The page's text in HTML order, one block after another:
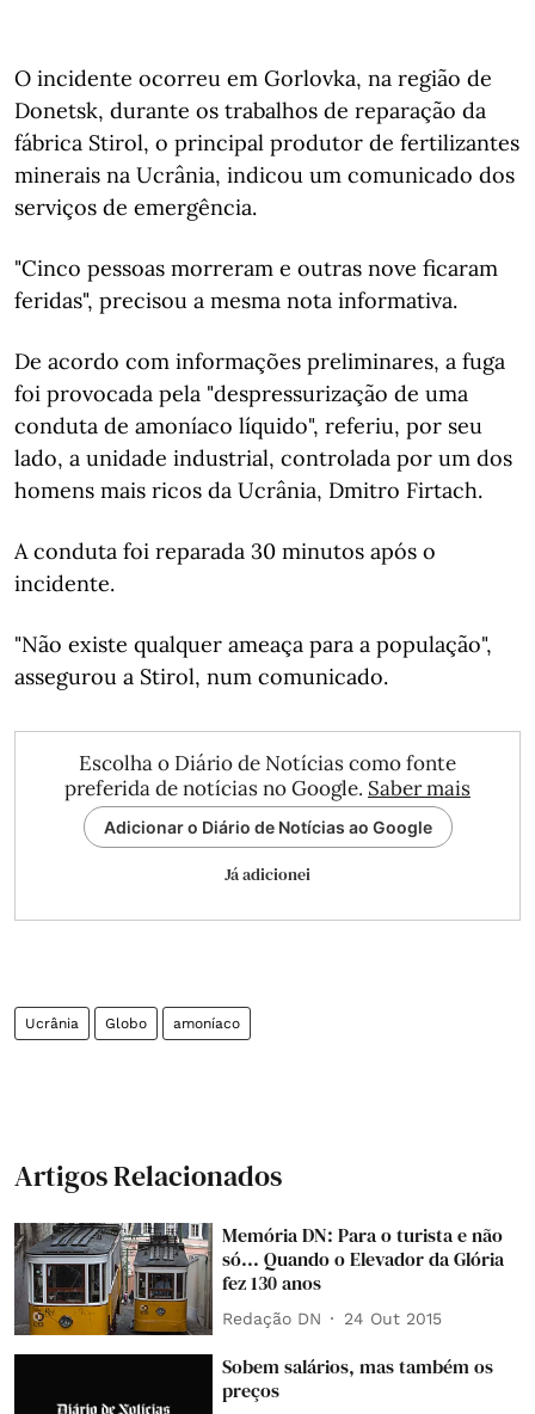
O incidente ocorreu em Gorlovka, na região de
Donetsk, durante os trabalhos de reparação da
fábrica Stirol, o principal produtor de fertilizantes
minerais na Ucrânia, indicou um comunicado dos
serviços de emergência.
"Cinco pessoas morreram e outras nove ficaram
feridas", precisou a mesma nota informativa.
De acordo com informações preliminares, a fuga
foi provocada pela "despressurização de uma
conduta de amoníaco líquido", referiu, por seu
lado, a unidade industrial, controlada por um dos
homens mais ricos da Ucrânia, Dmitro Firtach.
A conduta foi reparada 30 minutos após o
incidente.
"Não existe qualquer ameaça para a população",
assegurou a Stirol, num comunicado.
Escolha o Diário de Notícias como fonte
preferida de notícias no Google. Saber mais
Adicionar o Diário de Notícias ao Google
Já adicionei
Ucrânia Globo amoníaco
Artigos Relacionados
Memória DN: Para o turista e não
só... Quando o Elevador da Glória
fez 130 anos
Redação DN 24 Out 2015
Sobem salários, mas também os
preços